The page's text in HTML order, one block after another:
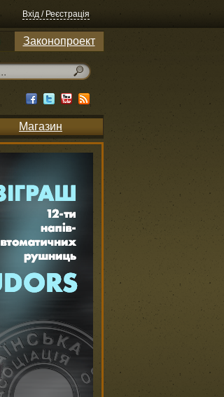
Вхід / Реєстрація
Законопроект
Магазин